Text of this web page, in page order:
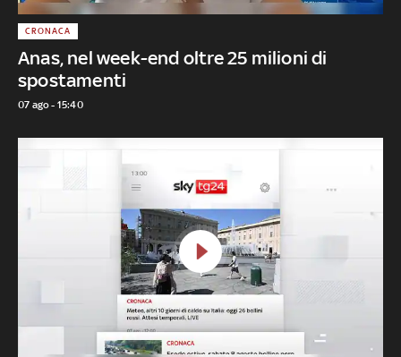
Anas, nel week-end oltre 25 milioni di
spostamenti
CRONACA
07 ago - 15:40